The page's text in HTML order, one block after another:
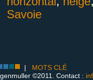
Savoie
| MOTS CLÉ
©2011. Contact :